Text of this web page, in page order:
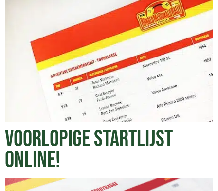
VOORLOPIGE STARTLIJST
ONLINE!